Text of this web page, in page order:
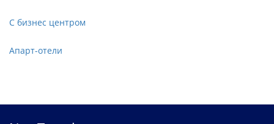
С бизнес центром
Апарт-отели